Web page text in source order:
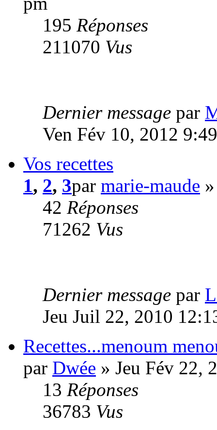
195 Réponses
211070 Vus
Dernier message par
Ven Fév 10, 2012
Vos recettes
1, 2, 3par marie-maude
42 Réponses
71262 Vus
Dernier message par
Jeu Juil 22, 2010
Recettes...menoum
par Dwée » Jeu Fév 22,
13 Réponses
36783 Vus